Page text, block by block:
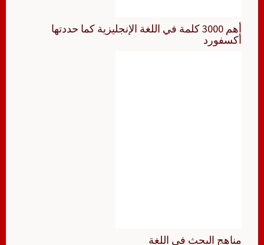
أهم 3000 كلمة في اللغة الإنجليزية كما حددتها
أكسفورد
مناهج البحث في اللغة